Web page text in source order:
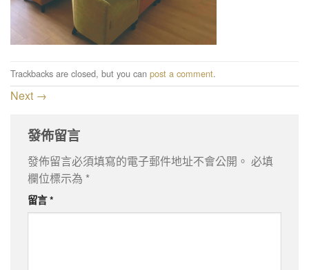
Trackbacks are closed, but you can post a comment.
Next →
發佈留言
發佈留言必須填寫的電子郵件地址不會公開。 必填
欄位標示為 *
留言*